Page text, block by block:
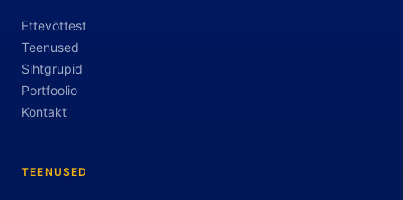
Ettevõttest
Teenused
Sihtgrupid
Portfoolio
Kontakt
TEENUSED